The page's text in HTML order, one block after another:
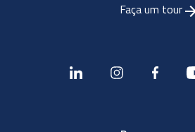
Faça um tour